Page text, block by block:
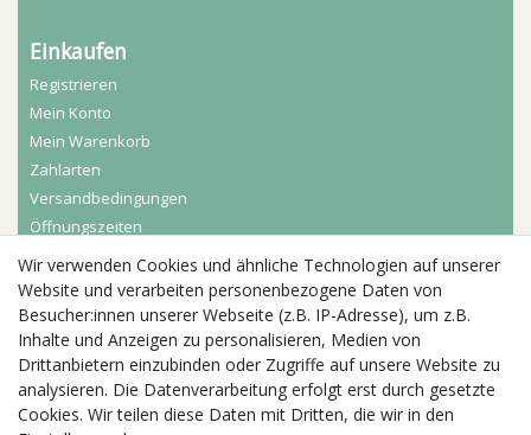
Einkaufen
Registrieren
Mein Konto
Mein Warenkorb
Zahlarten
Versandbedingungen
Öffnungszeiten
Aktuelles
Busgruppen
Kindergeburtstage
Kindergartenausflug
Schulklassenausflug
Wir verwenden Cookies und ähnliche Technologien auf unserer
Website und verarbeiten personenbezogene Daten von
Besucher:innen unserer Webseite (z.B. IP-Adresse), um z.B.
Inhalte und Anzeigen zu personalisieren, Medien von
Drittanbietern einzubinden oder Zugriffe auf unsere Website zu
analysieren. Die Datenverarbeitung erfolgt erst durch gesetzte
Cookies. Wir teilen diese Daten mit Dritten, die wir in den